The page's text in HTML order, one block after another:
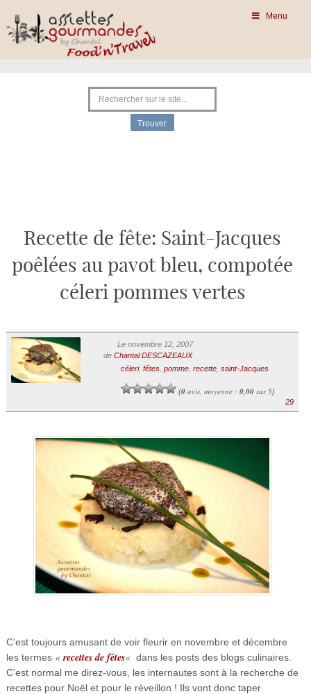
Menu
Recette de fête: Saint-Jacques
poêlées au pavot bleu, compotée
céleri pommes vertes
Le novembre 12, 2007
de Chantal DESCAZEAUX
céleri, fêtes, pomme, recette, saint-Jacques
(0avis, moyenne : 0,00sur 5)
29
C’est toujours amusant de voir fleurir en novembre et décembre
les termes « recettes de fêtes« dans les posts des blogs culinaires.
C’est normal me direz-vous, les internautes sont à la recherche de
recettes pour Noël et pour le réveillon ! Ils vont donc taper